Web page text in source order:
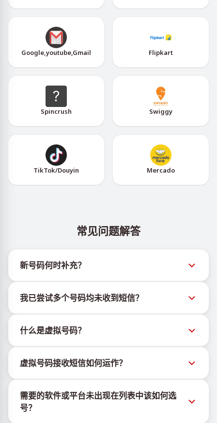
Google,youtube,Gmail Flipkart
Spincrush Swiggy
TikTok/Douyin Mercado
常见问题解答
新号码何时补充？
人 @TigerSMSofficial_bot 查看。该频道会及时更新，
帮助用户获取最新号码库存。
我已尝试多个号码均未收到短信？
率。各服务平台的算法可能因多种原因拦截临时号码的
短信。为提高成功率，请尝试以下方法：
持续更换新号码尝试
登出设备上该服务的其他活跃账户
什么是虚拟号码？
或设备，也不受固定地理位置限制。其主要功能是接收
短信，包括OTP和激活码。
虚拟号码接收短信如何运作？
我们使用自有基础设施管理SIM卡，并结合定制软件为
客户分配手机号以接收短信。
需要的软件或平台未出现在列表中该如何选
号？